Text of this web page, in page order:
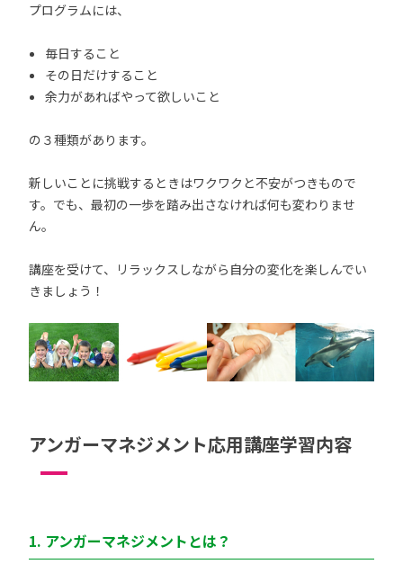
プログラムには、
毎日すること
その日だけすること
余力があればやって欲しいこと
の３種類があります。
新しいことに挑戦するときはワクワクと不安がつきもので
す。でも、最初の一歩を踏み出さなければ何も変わりませ
ん。
講座を受けて、リラックスしながら自分の変化を楽しんでい
きましょう！
アンガーマネジメント応用講座学習内容
1. アンガーマネジメントとは？